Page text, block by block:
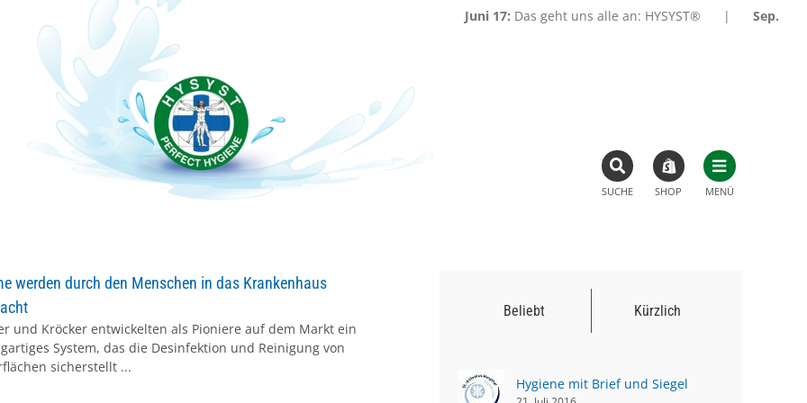
Juni 17:Das geht uns alle an: HYSYST® | Sep. 13:
SUCHE SHOP MENÜ
werden durch den Menschen in das Krankenhaus
und Kröcker entwickelten als Pioniere auf dem Markt ein
System, das die Desinfektion und Reinigung von
sicherstellt ...
Beliebt Kürzlich
Hygiene mit Brief und Siegel